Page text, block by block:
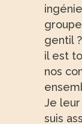
gentil
il est
nos
Je
suis